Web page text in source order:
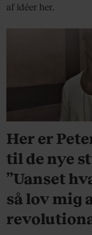
af idéer her.
Her er
til de nye
”Uanset
så lov mig